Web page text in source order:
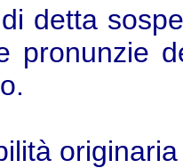
detta
pronunzie